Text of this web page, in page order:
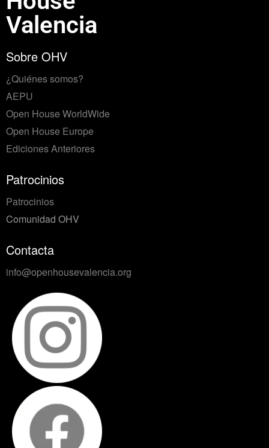
Valencia
Sobre OHV
¿Quiénes somos?
AEPU
Open House WorldWide
Open House Europe
Ediciones Anteriores
Patrocinios
Patrocinios
Comunidad OHV
Contacta
info@openhousevalencia.org